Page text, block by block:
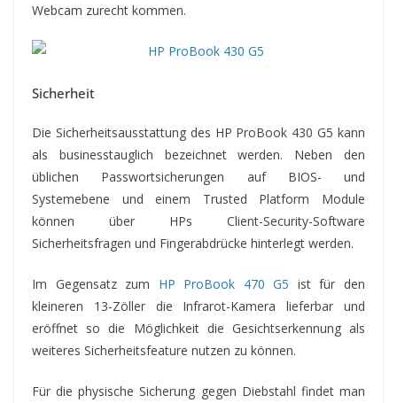
Webcam zurecht kommen.
Sicherheit
Die Sicherheitsausstattung des HP ProBook 430 G5 kann
als businesstauglich bezeichnet werden. Neben den
üblichen Passwortsicherungen auf BIOS- und
Systemebene und einem Trusted Platform Module
können über HPs Client-Security-Software
Sicherheitsfragen und Fingerabdrücke hinterlegt werden.
Im Gegensatz zum HP ProBook 470 G5 ist für den
kleineren 13-Zöller die Infrarot-Kamera lieferbar und
eröffnet so die Möglichkeit die Gesichtserkennung als
weiteres Sicherheitsfeature nutzen zu können.
Für die physische Sicherung gegen Diebstahl findet man